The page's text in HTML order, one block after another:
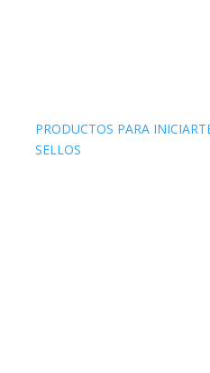
PRODUCTOS PARA
SELLOS